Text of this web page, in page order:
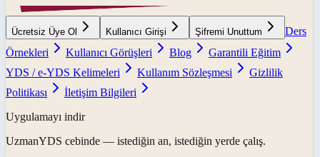
Ücretsiz Üye Ol Kullanıcı Girişi Şifremi Unuttum
Ders
Örnekleri
Kullanıcı Görüşleri Blog
Garantili Eğitim
YDS / e-YDS Kelimeleri
Kullanım Sözleşmesi
Gizlilik
Politikası
İletişim Bilgileri
Uygulamayı indir
UzmanYDS cebinde — istediğin an, istediğin yerde çalış.